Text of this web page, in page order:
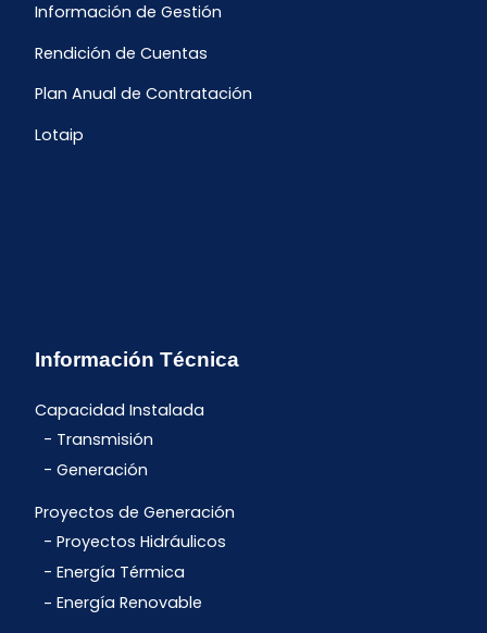
Información de Gestión
Rendición de Cuentas
Plan Anual de Contratación
Lotaip
Información Técnica
Capacidad Instalada
Transmisión
Generación
Proyectos de Generación
Proyectos Hidráulicos
Energía Térmica
Energía Renovable